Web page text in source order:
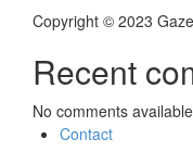
Copyright © 2023
Recent
No comments
Contact